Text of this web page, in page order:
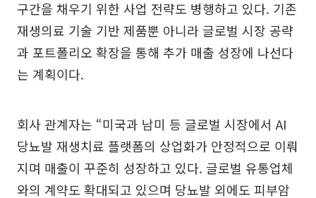
구간을 채우기 위한 사업 전략도 병행하고 있다. 기존
재생의료 기술 기반 제품뿐 아니라 글로벌 시장 공략
과 포트폴리오 확장을 통해 추가 매출 성장에 나선다
는 계획이다.
회사 관계자는 “미국과 남미 등 글로벌 시장에서 AI
당뇨발 재생치료 플랫폼의 상업화가 안정적으로 이뤄
지며 매출이 꾸준히 성장하고 있다. 글로벌 유통업체
와의 계약도 확대되고 있으며 당뇨발 외에도 피부암